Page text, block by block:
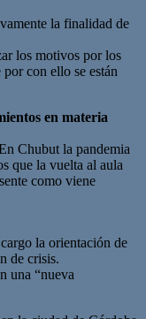
la finalidad de
los motivos por los
con ello se están
en materia
Chubut la pandemia
que la vuelta al aula
como viene
la orientación de
de crisis.
una “nueva